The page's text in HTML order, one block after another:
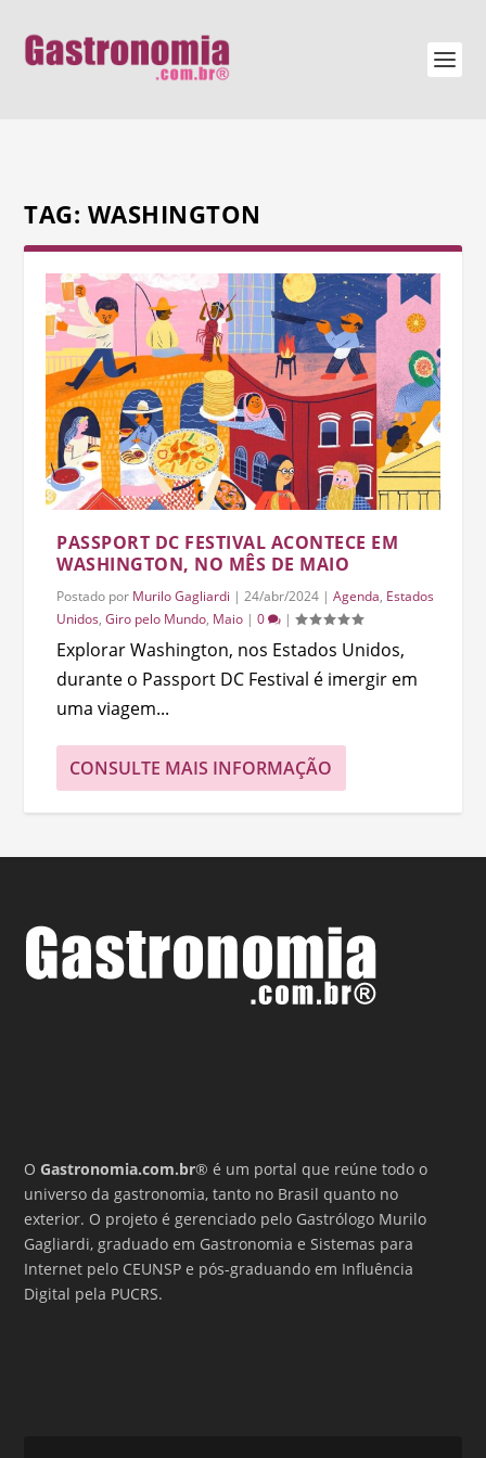
TAG: WASHINGTON
PASSPORT DC FESTIVAL ACONTECE EM
WASHINGTON, NO MÊS DE MAIO
Postado por Murilo Gagliardi |24/abr/2024 |Agenda, Estados
Unidos,Giro pelo Mundo, Maio |0 |
Explorar Washington, nos Estados Unidos,
durante o Passport DC Festival é imergir em
uma viagem...
CONSULTE MAIS INFORMAÇÃO
OGastronomia.com.br® é um portal que reúne todo o
universo da gastronomia, tanto no Brasil quanto no
exterior. O projeto é gerenciado pelo Gastrólogo Murilo
Gagliardi, graduado em Gastronomia e Sistemas para
Internet pelo CEUNSP e pós-graduando em Influência
Digital pela PUCRS.